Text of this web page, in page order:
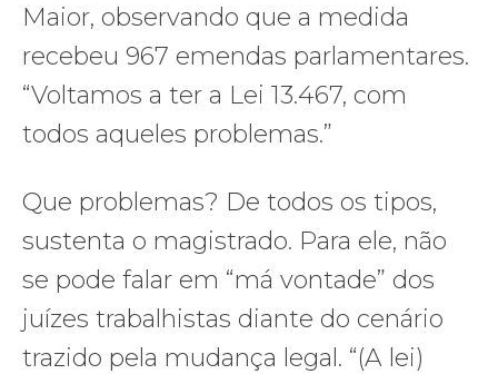
Maior, observando que a medida
recebeu 967 emendas parlamentares.
“Voltamos a ter a Lei 13.467, com
todos aqueles problemas.”
Que problemas? De todos os tipos,
sustenta o magistrado. Para ele, não
se pode falar em “má vontade” dos
juízes trabalhistas diante do cenário
trazido pela mudança legal. “(A lei)